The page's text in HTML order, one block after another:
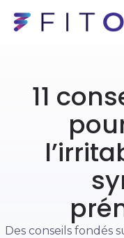
11
Des conseils fondés